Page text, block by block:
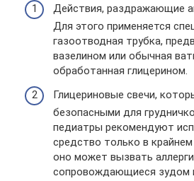
Действия, раздражающие
Для этого применяется
газоотводная трубка,
вазелином или обычная
обработанная глицерином.
Глицериновые свечи,
безопасными для
педиатры рекомендуют
средство только в
оно может вызвать
сопровождающиеся зудом